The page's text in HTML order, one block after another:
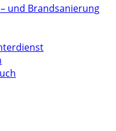
und Brandsanierung